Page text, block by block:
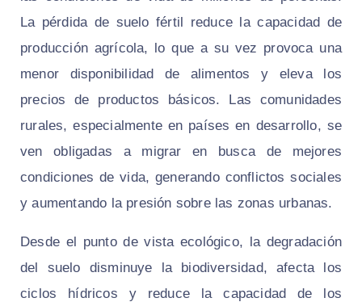
La pérdida de suelo fértil reduce la capacidad de
producción agrícola, lo que a su vez provoca una
menor disponibilidad de alimentos y eleva los
precios de productos básicos. Las comunidades
rurales, especialmente en países en desarrollo, se
ven obligadas a migrar en busca de mejores
condiciones de vida, generando conflictos sociales
y aumentando la presión sobre las zonas urbanas.
Desde el punto de vista ecológico, la degradación
del suelo disminuye la biodiversidad, afecta los
ciclos hídricos y reduce la capacidad de los